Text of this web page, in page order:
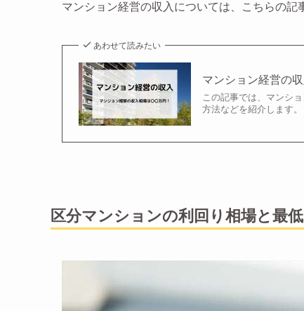
マンション経営の収入については、こちらの記
あわせて読みたい
マンション経営の
この記事では、マンシ
方法などを紹介します。
区分マンションの利回り相場と最